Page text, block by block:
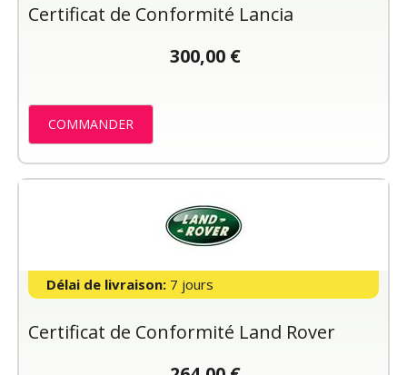
Certificat de Conformité Lancia
300,00 €
COMMANDER
Délai de livraison: 7 jours
Certificat de Conformité Land Rover